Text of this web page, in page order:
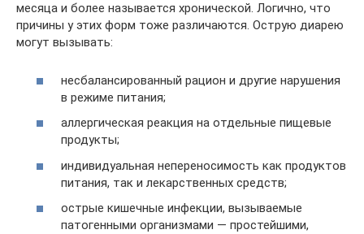
месяца и более называется хронической. Логично, что
причины у этих форм тоже различаются. Острую диарею
могут вызывать:
несбалансированный рацион и другие нарушения
в режиме питания;
аллергическая реакция на отдельные пищевые
продукты;
индивидуальная непереносимость как продуктов
питания, так и лекарственных средств;
острые кишечные инфекции, вызываемые
патогенными организмами — простейшими,